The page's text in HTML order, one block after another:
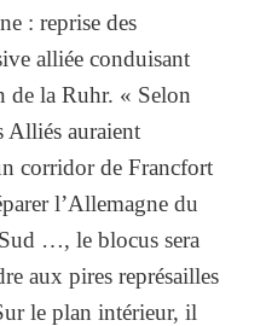
: reprise des
alliée conduisant
de la Ruhr. « Selon
Alliés auraient
corridor de Francfort
l’Allemagne du
…, le blocus sera
aux pires représailles
le plan intérieur, il